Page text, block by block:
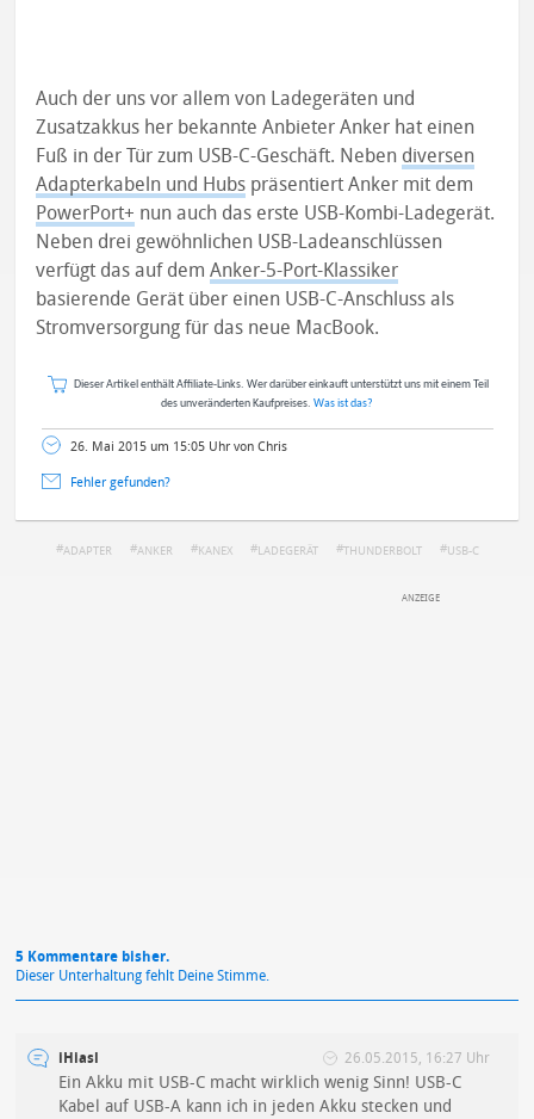
Auch der uns vor allem von Ladegeräten und
Zusatzakkus her bekannte Anbieter Anker hat einen
Fuß in der Tür zum USB-C-Geschäft. Neben diversen
Adapterkabeln und Hubs präsentiert Anker mit dem
PowerPort+ nun auch das erste USB-Kombi-Ladegerät.
Neben drei gewöhnlichen USB-Ladeanschlüssen
verfügt das auf demAnker-5-Port-Klassiker
basierende Gerät über einen USB-C-Anschluss als
Stromversorgung für das neue MacBook.
Dieser Artikel enthält Affiliate-Links. Wer darüber einkauft unterstützt uns mit einem Teil
des unveränderten Kaufpreises. Was ist das?
26. Mai 2015 um 15:05 Uhr von Chris
Fehler gefunden?
ADAPTER ANKER KANEX LADEGERÄT THUNDERBOLT USB-C
5 Kommentare bisher.
Dieser Unterhaltung fehlt Deine Stimme.
iHiasl 26.05.2015, 16:27 Uhr
Ein Akku mit USB-C macht wirklich wenig Sinn! USB-C
Kabel auf USB-A kann ich in jeden Akku stecken und